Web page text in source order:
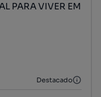
PARA VIVER EM
Destacado